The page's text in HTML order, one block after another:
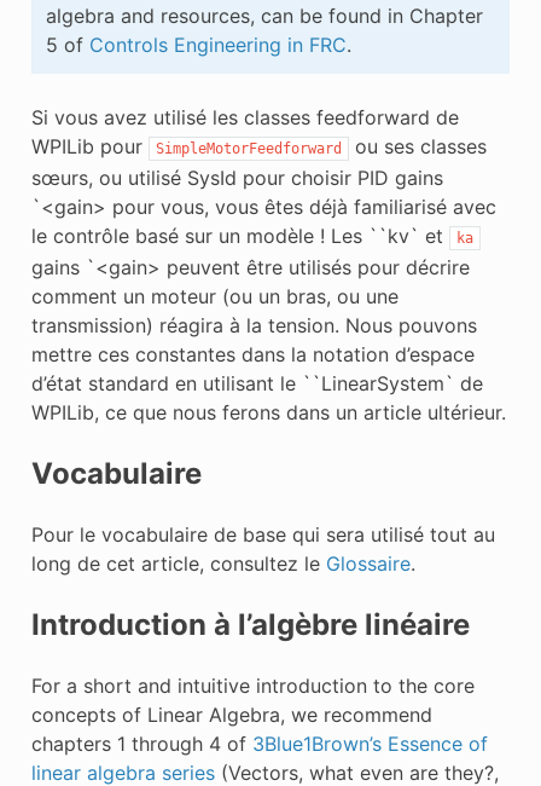
algebra and resources, can be found in Chapter
5 of Controls Engineering in FRC.
Si vous avez utilisé les classes feedforward de
WPILib pour
SimpleMotorFeedforward
ou ses classes
sœurs, ou utilisé SysId pour choisir PID gains
`<gain> pour vous, vous êtes déjà familiarisé avec
le contrôle basé sur un modèle ! Les ``kv` et ka
gains `<gain> peuvent être utilisés pour décrire
comment un moteur (ou un bras, ou une
transmission) réagira à la tension. Nous pouvons
mettre ces constantes dans la notation d’espace
d’état standard en utilisant le ``LinearSystem` de
WPILib, ce que nous ferons dans un article ultérieur.
Vocabulaire
Pour le vocabulaire de base qui sera utilisé tout au
long de cet article, consultez le Glossaire.
Introduction à l’algèbre linéaire
For a short and intuitive introduction to the core
concepts of Linear Algebra, we recommend
chapters 1 through 4 of 3Blue1Brown’s Essence of
linear algebra series(Vectors, what even are they?,